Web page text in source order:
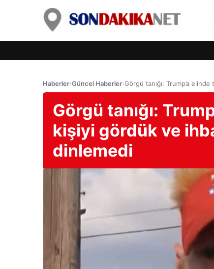
Haberler›Güncel Haberler›Görgü tanığı: Trump’a
Görgü tanığı:
kişiyi gördük ve
dinlemedi